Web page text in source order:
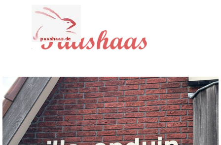
Menü überspringen